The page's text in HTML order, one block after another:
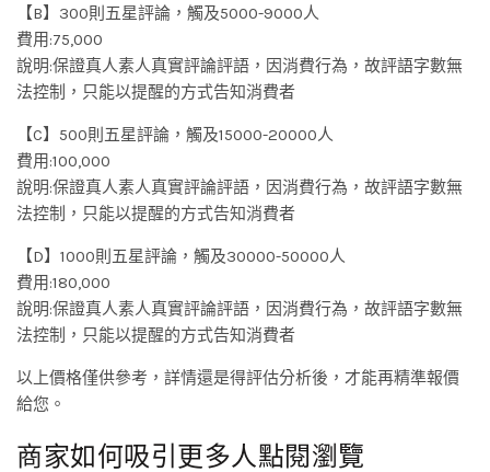
【B】300則五星評論，觸及5000-9000人
費用:75,000
說明:保證真人素人真實評論評語，因消費行為，故評語字數無
法控制，只能以提醒的方式告知消費者
【C】500則五星評論，觸及15000-20000人
費用:100,000
說明:保證真人素人真實評論評語，因消費行為，故評語字數無
法控制，只能以提醒的方式告知消費者
【D】1000則五星評論，觸及30000-50000人
費用:180,000
說明:保證真人素人真實評論評語，因消費行為，故評語字數無
法控制，只能以提醒的方式告知消費者
以上價格僅供參考，詳情還是得評估分析後，才能再精準報價
給您。
商家如何吸引更多人點閱瀏覽